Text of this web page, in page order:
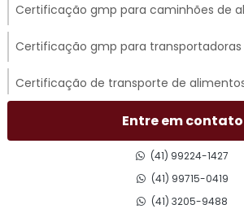
Certificação gmp para caminhões de
Certificação gmp para transportadoras
Certificação de transporte de
Certificado gmp para transporte
Consultoria em acompanhamento de
Consultoria em adequação para
Entre em contato
(41) 99224-1427
(41) 99715-0419
(41) 3205-9488